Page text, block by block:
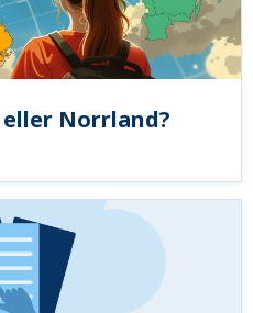
Norrland?